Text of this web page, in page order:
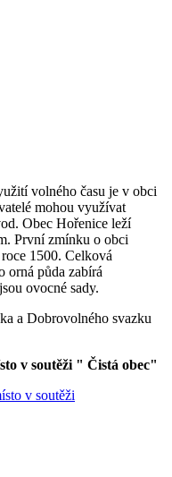
volného času je v obci
mohou využívat
Obec Hořenice leží
První zmínku o obci
1500. Celková
orná půda zabírá
ovocné sady.
a Dobrovolného svazku
v soutěži " Čistá obec"